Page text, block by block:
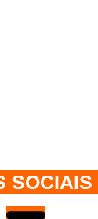
SOCIAIS